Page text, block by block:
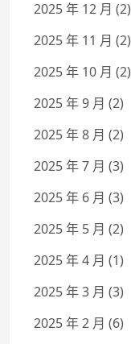
2025 年 12 月 (2)
2025 年 11 月 (2)
2025 年 10 月 (2)
2025 年 9 月 (2)
2025 年 8 月 (2)
2025 年 7 月 (3)
2025 年 6 月 (3)
2025 年 5 月 (2)
2025 年 4 月 (1)
2025 年 3 月 (3)
2025 年 2 月 (6)